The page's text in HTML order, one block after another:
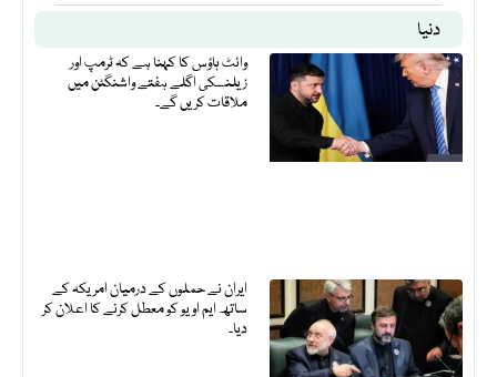
دنیا
وائٹ ہاؤس کا کہنا ہے کہ ٹرمپ اور
زیلنسکی اگلے ہفتے واشنگٹن میں
ملاقات کریں گے۔
ایران نے حملوں کے درمیان امریکہ کے
ساتھ ایم او یو کو معطل کرنے کا اعلان کر
دیا۔